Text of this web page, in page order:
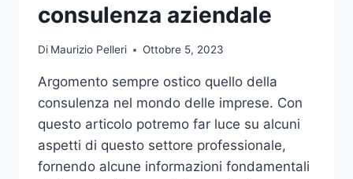
GIARDINO
consulenza aziendale
Di Maurizio Pelleri Ottobre 5, 2023
Argomento sempre ostico quello della
consulenza nel mondo delle imprese. Con
questo articolo potremo far luce su alcuni
aspetti di questo settore professionale,
fornendo alcune informazioni fondamentali